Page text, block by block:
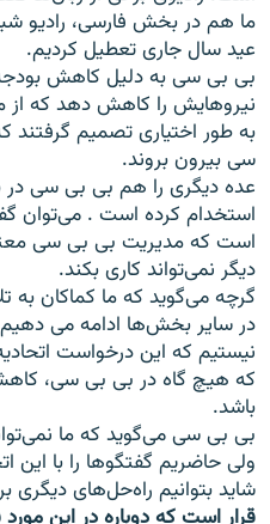
ما هم در بخش فارسی، راديو
عيد سال جاری تعطيل کرديم.
به طور اختياری تصميم گرفتند
سی بيرون بروند.
عده ديگری را هم بی بی سی
ديگر نمی‌تواند کاری بکند.
گرچه می‌گويد که ما کماکان به
در ساير بخش‌ها ادامه می
نيستيم که اين درخواست
که هيچ گاه در بی بی سی،
باشد.
بی بی سی می‌گويد که ما
ولی حاضريم گفتگوها را با اين
شايد بتوانيم راه‌حل‌های ديگری